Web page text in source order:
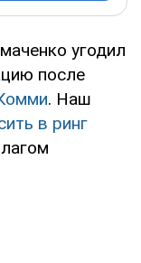
угодил
после
. Наш
в ринг